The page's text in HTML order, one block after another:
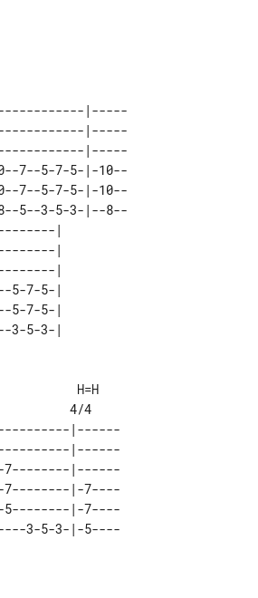
|-----
|-----
|-----
7--5-7-5-|-10--
7--5-7-5-|-10--
5--3-5-3-|--8--
|
|
|
5-7-5-|
5-7-5-|
|------
|------
|------
7--------|-7----
5--------|-7----
3-5-3-|-5----